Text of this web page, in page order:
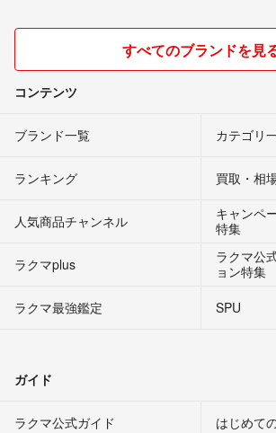
すべてのブランドを見
コンテンツ
ブランド一覧 カテゴリ
ランキング 買取・相
人気商品チャンネル
キャンペ
特集
ラクマplus
ラクマ公
ョン特集
ラクマ最強鑑定
SPU
ガイド
ラクマ公式ガイド はじめて